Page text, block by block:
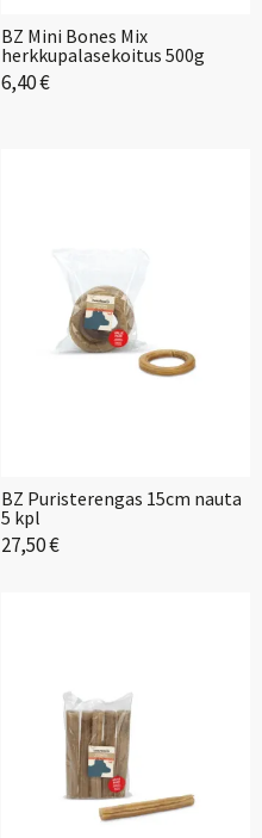
BZ Mini Bones Mix
herkkupalasekoitus 500g
6,40 €
BZ Puristerengas 15cm nauta
5 kpl
27,50 €